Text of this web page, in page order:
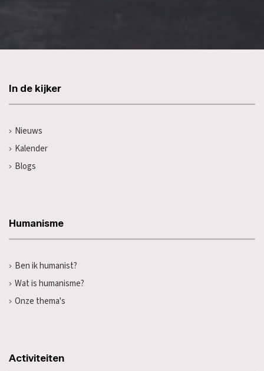
In de kijker
Nieuws
Kalender
Blogs
Humanisme
Ben ik humanist?
Wat is humanisme?
Onze thema's
Activiteiten